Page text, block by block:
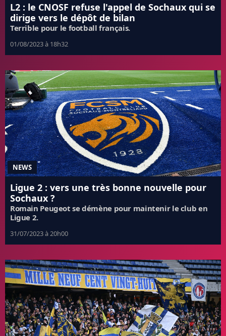
L2 : le CNOSF refuse l'appel de Sochaux qui se
dirige vers le dépôt de bilan
Terrible pour le football français.
01/08/2023 à 18h32
NEWS
Ligue 2 : vers une très bonne nouvelle pour
Sochaux ?
Romain Peugeot se démène pour maintenir le club en
Ligue 2.
31/07/2023 à 20h00